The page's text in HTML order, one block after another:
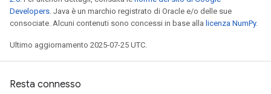
Developers. Java è un marchio registrato di Oracle e/o delle sue
consociate. Alcuni contenuti sono concessi in base alla licenza NumPy.
Ultimo aggiornamento 2025-07-25 UTC.
Resta connesso